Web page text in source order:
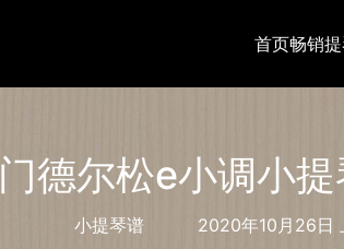
首页畅销
门德尔松e小调小
小提琴谱 2020年10月26日